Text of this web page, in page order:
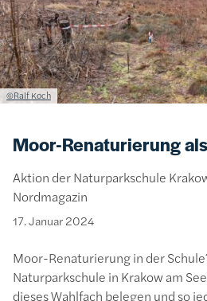
Lizenzinformationen einschließlich Urheberrecht
©Ralf Koch
Moor-Renaturierung
Aktion der Naturparkschule
Nordmagazin
17. Januar 2024
Moor-Renaturierung in der
Naturparkschule in Krakow am
dieses Wahlfach belegen und so